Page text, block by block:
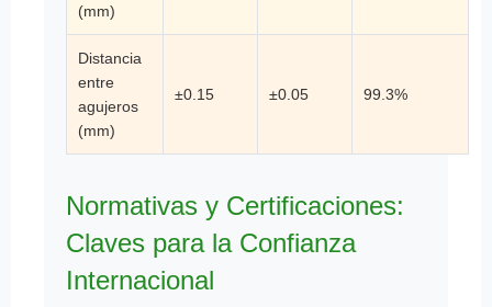
(mm)
Distancia
entre
agujeros
(mm)
±0.15 ±0.05 99.3%
Normativas y Certificaciones:
Claves para la Confianza
Internacional